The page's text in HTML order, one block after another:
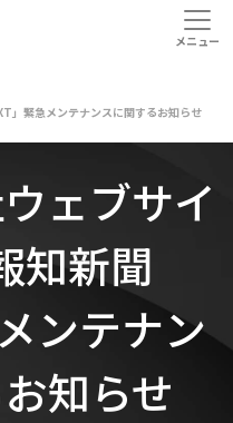
」緊急メンテナンスに関するお知らせ
ェブサイ
知新聞
ンテナン
知らせ